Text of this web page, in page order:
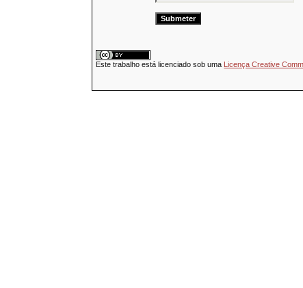
Este trabalho está licenciado sob uma Licença Creative